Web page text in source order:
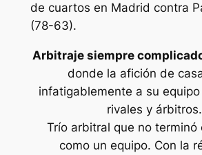
de cuartos en Madrid contra
(78-63).
Arbitraje siempre
donde la afición de
infatigablemente a su
rivales y árbitros.
Trío arbitral que no terminó
como un equipo. Con la